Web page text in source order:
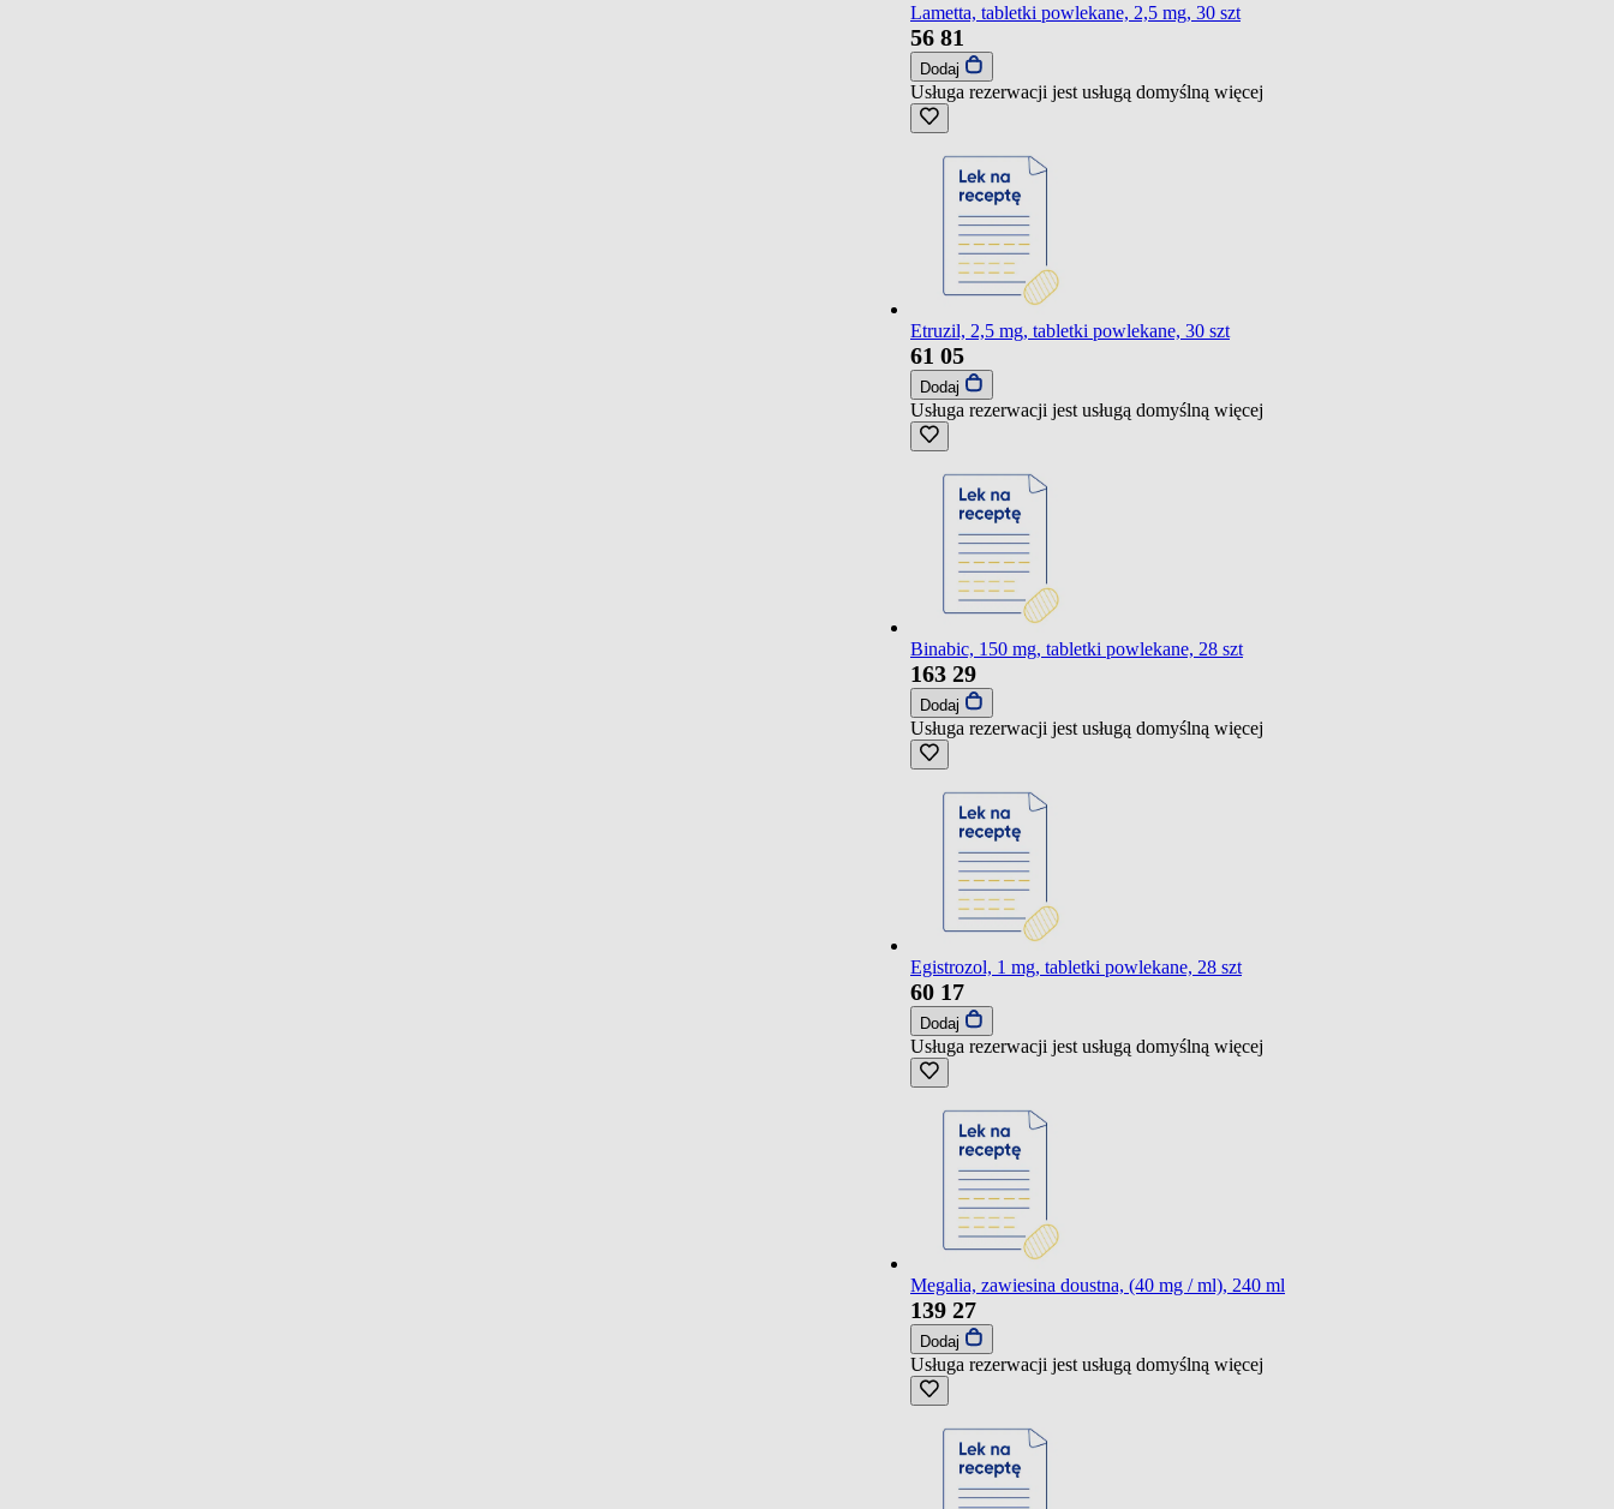
Lametta, tabletki powlekane, 2,5 mg, 30 szt
56 81
Dodaj
Usługa rezerwacji jest usługą domyślną więcej
Etruzil, 2,5 mg, tabletki powlekane, 30 szt
61 05
Dodaj
Usługa rezerwacji jest usługą domyślną więcej
Binabic, 150 mg, tabletki powlekane, 28 szt
163 29
Dodaj
Usługa rezerwacji jest usługą domyślną więcej
Egistrozol, 1 mg, tabletki powlekane, 28 szt
60 17
Dodaj
Usługa rezerwacji jest usługą domyślną więcej
Megalia, zawiesina doustna, (40 mg / ml), 240 ml
139 27
Dodaj
Usługa rezerwacji jest usługą domyślną więcej